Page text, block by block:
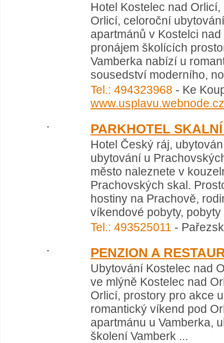
Hotel Kostelec nad
Orlicí, celoroční
apartmánů v Kostelci
pronájem školících
Vamberka nabízí u
sousedství moderního,
Tel.: 494323968 - Ke
www.usplavu.webnode.cz
PARKHOTEL
Hotel Český ráj,
ubytování u
město naleznete v
Prachovských skal.
hostiny na Prachově,
víkendové pobyty,
Tel.: 493525011 -
PENZION A
Ubytování Kostelec nad
ve mlýně Kostelec nad
Orlicí, prostory pro akce
romantický víkend pod
apartmánu u Vamberka,
školení Vamberk ...